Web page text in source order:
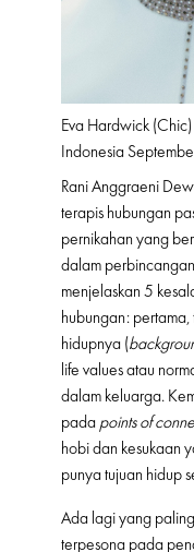
Eva Hardwick
Indonesia
Rani Anggraeni
terapis hubungan
pernikahan yang
dalam
menjelaskan 5
hubungan:
hidupnya (
life values atau
dalam keluarga.
pada points of
hobi dan kesukaan
punya tujuan hidup
Ada lagi yang
terpesona pada